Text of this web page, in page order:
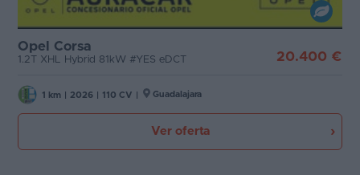
Opel Corsa
1.2T XHL Hybrid 81kW #YES eDCT 20.400 €
1 km 2026 110 CV Guadalajara
Ver oferta